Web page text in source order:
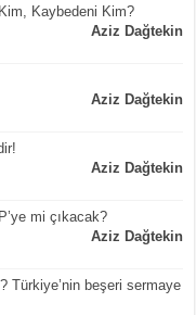
Kaybedeni Kim?
Aziz Dağtekin
Aziz Dağtekin
Aziz Dağtekin
mi çıkacak?
Aziz Dağtekin
Türkiye’nin beşeri sermaye